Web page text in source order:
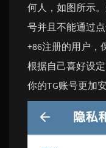
何人，如图所示
号并且不能通过
+86注册的用户，
根据自己喜好设
你的TG账号更加安